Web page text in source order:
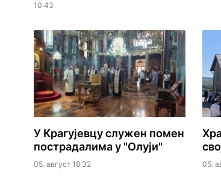
10:43
У Крагујевцу служен помен
пострадалима у "Олуји"
05. август 18:32 05.